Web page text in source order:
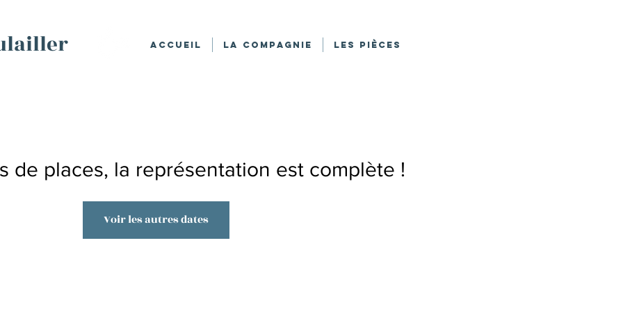
Accueil La Compagnie Les Pièces
de places, la représentation est complète !
Voir les autres dates